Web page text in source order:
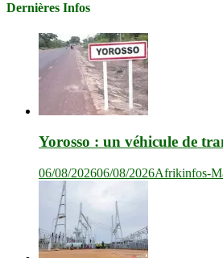
Dernières Infos
Yorosso : un véhicule de
06/08/202606/08/2026Afrikinfos-